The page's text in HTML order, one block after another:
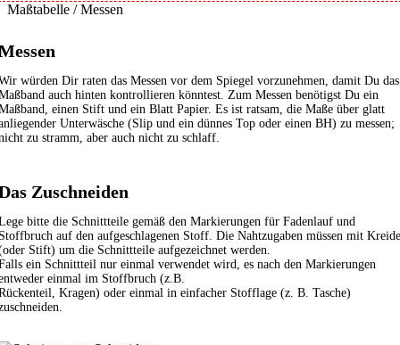
Maßtabelle / Messen
würden Dir raten das Messen vor dem Spiegel vorzunehmen, damit Du das
auch hinten kontrollieren könntest. Zum Messen benötigst Du ein
einen Stift und ein Blatt Papier. Es ist ratsam, die Maße über glatt
Unterwäsche (Slip und ein dünnes Top oder einen BH) zu messen;
zu stramm, aber auch nicht zu schlaff.
Zuschneiden
bitte die Schnittteile gemäß den Markierungen für Fadenlauf und
auf den aufgeschlagenen Stoff. Die Nahtzugaben müssen mit Kreide
Stift) um die Schnittteile aufgezeichnet werden.
ein Schnittteil nur einmal verwendet wird, es nach den Markierungen
einmal im Stoffbruch (z.B.
Kragen) oder einmal in einfacher Stofflage (z. B. Tasche)